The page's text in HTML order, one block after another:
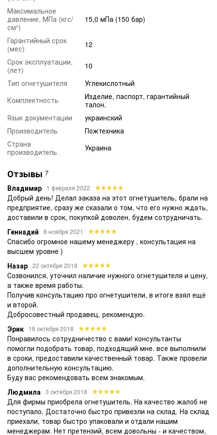
разрешено использовать только для пожаров классов В и Е.
Как использовать углекислотный
огнетушитель?
Для тушения выявленного очага пожара с помощью
углекислотного огнетушителя ОУ-40 (ВВК-28) следует:
Подвезти огнетушитель на безопасное расстояние к
пламени.
Выдернуть предохранительную чеку.
Размотать шланг.
Направить раструб на огонь или очаг задымления.
Повернуть рычаг клапана на 180° для подачи струи
углекислотного газа на пламя.
В случае если тушение происходит на открытом
наветренной стороне от очага возгорания. Запрещается
направлять струю газа на людей, а после завершения
тушения помещение необходимо тщательно проветрить.
Так как, расширяясь, сжиженный диоксид углерода сильно
понижает температуру, необходимо соблюдать крайнюю
осторожность при касании раструба незащищенными
руками. Во время тушения запрещается приближать
раструб ближе, чем на один метр к электроустановкам и
электроприборам под высоким напряжением.
Центр пожарной безопасности ПОЖЕЖНА БЕЗПЕКА УКРАЇНИ
осуществляет продажу и техническое обслуживание
углекислотных огнетушителей различных марок и типов. Вся
наша продукция имеет полный комплекттехнической
документации
сроком в двенадцать месяцев. Доставка товаров
осуществляется собственным автотранспортом и с
помощью почтовых служб и сервисов Украины.
Техническое обслуживание и перезарядка
огнетушителя
Нормативный срок эксплуатации углекислотного
огнетушителя ОУ-40 (ВВК-28) составляет десять лет.
Согласно правилам и нормам пожарной безопасности
каждый огнетушитель должен пройти технический осмотр
один раз в год и плановую перезарядку один раз в пять лет.
Центр пожарной безопасности ПОЖЕЖНА БЕЗПЕКА УКРАЇНИ
осуществляет полный комплекс работ по срочной и
Максимальное
давление, МПа (кгс/
см²)
15,0 мПа (150 бар)
Гарантийный срок
(мес)
12
Срок эксплуатации,
(лет)
10
Тип огнетушителя
Углекислотный
Комплектность
Изделие, паспорт, гарантийный
талон.
Язык документации
украинский
Производитель
Пожтехника
Страна
производитель
Украина
Отзывы 7
Владимир 1 февраля 2022
Добрый день! Делал заказа на этот огнетушитель, брали на
предприятие, сразу же сказали о том, что его нужно ждать,
доставили в срок, покупкой доволен, будем сотрудничать.
Геннадий
8 ноября 2021
Спасибо огромное нашему менеджеру , консультация на
высшем уровне )
Назар 22 октября 2018
Созвонился, уточнил наличие нужного огнетушителя и цену,
а также время работы.
Получив консультацию про огнетушители, в итоге взял ещё
и второй.
Добросовестный продавец, рекомендую.
Эрик
18 октября 2018
Понравилось сотрудничество с вами! консультанты
помогли подобрать товар, подходящий мне. все выполнили
в сроки, предоставили качественный товар. Также провели
дополнительную консультацию.
Буду вас рекомендовать всем знакомым.
Людмила
3 октября 2018
Для фирмы приобрела огнетушитель. На качество жалоб не
поступало. Достаточно быстро привезли на склад. На склад
приехали, товар быстро упаковали и отдали нашим
менеджерам. Нет претензий, всем довольны - и качеством,